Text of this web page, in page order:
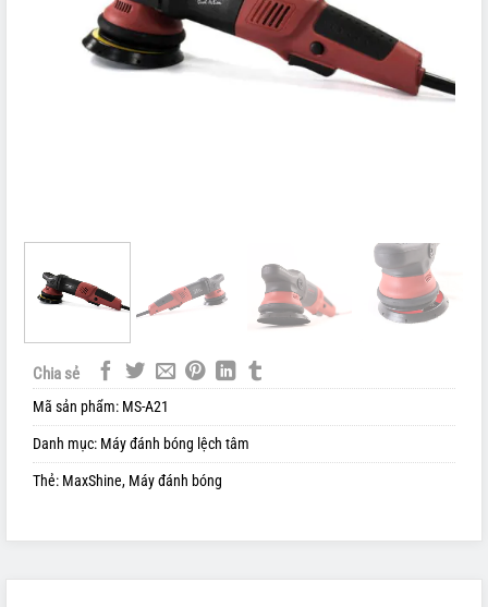
Chia sẻ
Mã sản phẩm: MS-A21
Danh mục: Máy đánh bóng lệch tâm
Thẻ: MaxShine, Máy đánh bóng